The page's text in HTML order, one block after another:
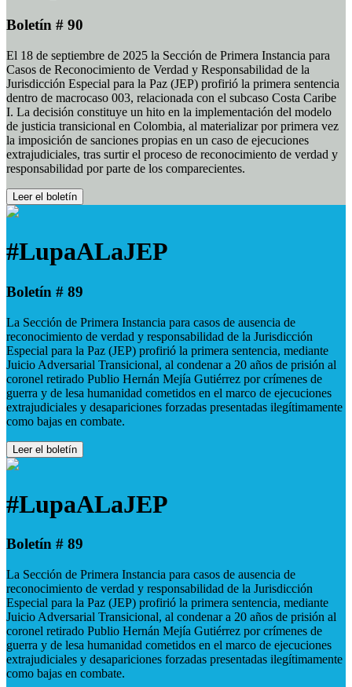
Boletín # 90
El 18 de septiembre de 2025 la Sección de Primera Instancia para
Casos de Reconocimiento de Verdad y Responsabilidad de la
Jurisdicción Especial para la Paz (JEP) profirió la primera sentencia
dentro de macrocaso 003, relacionada con el subcaso Costa Caribe
I. La decisión constituye un hito en la implementación del modelo
de justicia transicional en Colombia, al materializar por primera vez
la imposición de sanciones propias en un caso de ejecuciones
extrajudiciales, tras surtir el proceso de reconocimiento de verdad y
responsabilidad por parte de los comparecientes.
Leer el boletín
#LupaALaJEP
Boletín # 89
La Sección de Primera Instancia para casos de ausencia de
reconocimiento de verdad y responsabilidad de la Jurisdicción
Especial para la Paz (JEP) profirió la primera sentencia, mediante
Juicio Adversarial Transicional, al condenar a 20 años de prisión al
coronel retirado Publio Hernán Mejía Gutiérrez por crímenes de
guerra y de lesa humanidad cometidos en el marco de ejecuciones
extrajudiciales y desapariciones forzadas presentadas ilegítimamente
como bajas en combate.
Leer el boletín
#LupaALaJEP
Boletín # 89
La Sección de Primera Instancia para casos de ausencia de
reconocimiento de verdad y responsabilidad de la Jurisdicción
Especial para la Paz (JEP) profirió la primera sentencia, mediante
Juicio Adversarial Transicional, al condenar a 20 años de prisión al
coronel retirado Publio Hernán Mejía Gutiérrez por crímenes de
guerra y de lesa humanidad cometidos en el marco de ejecuciones
extrajudiciales y desapariciones forzadas presentadas ilegítimamente
como bajas en combate.